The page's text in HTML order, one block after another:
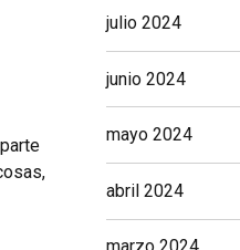
julio 2024
junio 2024
mayo 2024
abril 2024